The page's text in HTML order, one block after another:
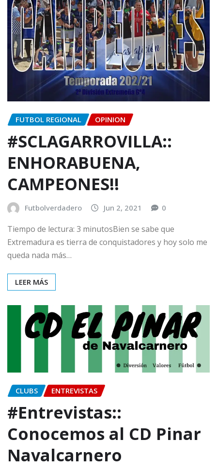
FUTBOL REGIONAL OPINION
#SCLAGARROVILLA::
ENHORABUENA,
CAMPEONES!!
Futbolverdadero Jun 2, 2021 0
Tiempo de lectura: 3 minutosBien se sabe que
Extremadura es tierra de conquistadores y hoy solo me
queda nada más…
LEER MÁS
CLUBS ENTREVISTAS
#Entrevistas::
Conocemos al CD Pinar
Navalcarnero